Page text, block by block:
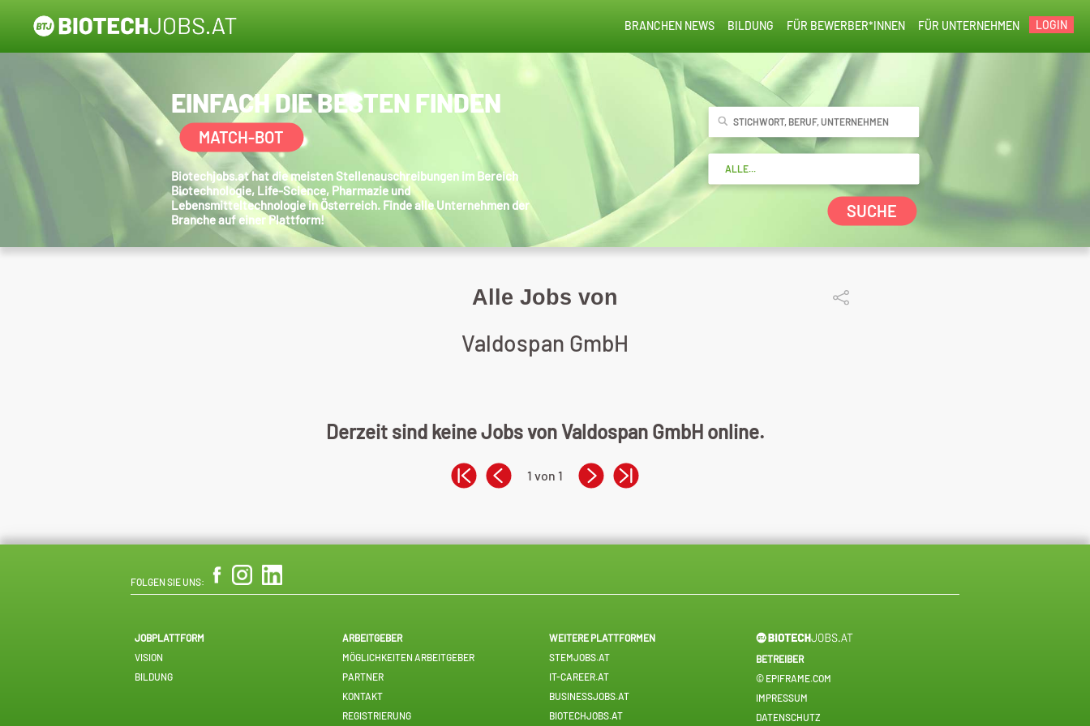
LOGIN
FÜR UNTERNEHMEN
FÜR BEWERBER*INNEN
BILDUNG
BRANCHEN NEWS
EINFACH DIE BESTEN FINDEN
MATCH-BOT
Biotechjobs.at hat die meisten Stellenauschreibungen im Bereich
Biotechnologie, Life-Science, Pharmazie und
Lebensmitteltechnologie in Österreich. Finde alle Unternehmen der
Branche auf einer Plattform!
SUCHE
Alle Jobs von
Valdospan GmbH
Derzeit sind keine Jobs von Valdospan GmbH online.
1 von 1
FOLGEN SIE UNS:
JOBPLATTFORM
VISION
BILDUNG
ARBEITGEBER
MÖGLICHKEITEN ARBEITGEBER
PARTNER
KONTAKT
REGISTRIERUNG
WEITERE PLATTFORMEN
STEMJOBS.AT
IT-CAREER.AT
BUSINESSJOBS.AT
BIOTECHJOBS.AT
BETREIBER
© EPIFRAME.COM
IMPRESSUM
DATENSCHUTZ